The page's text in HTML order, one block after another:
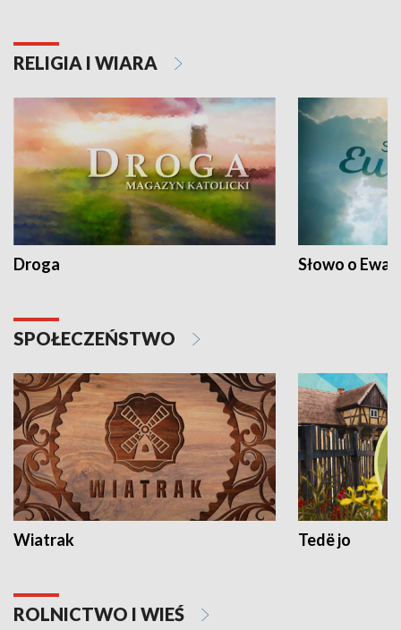
RELIGIA I WIARA
Droga Słowo o
SPOŁECZEŃSTWO
Wiatrak Tedë jo
ROLNICTWO I WIEŚ